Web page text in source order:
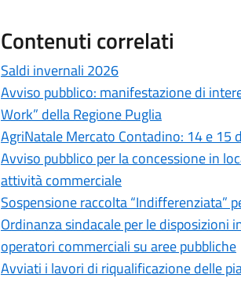
Contenuti correlati
Saldi invernali 2026
Avviso pubblico: manifestazione di
Work” della Regione Puglia
AgriNatale Mercato Contadino: 14 e 15
Avviso pubblico per la concessione in
attività commerciale
Sospensione raccolta “Indifferenziata”
Ordinanza sindacale per le
operatori commerciali su aree pubbliche
Avviati i lavori di riqualificazione delle